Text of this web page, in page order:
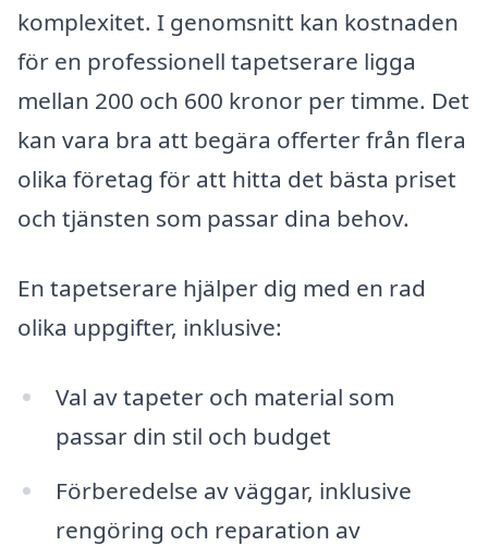
komplexitet. I genomsnitt kan kostnaden
för en professionell tapetserare ligga
mellan 200 och 600 kronor per timme. Det
kan vara bra att begära offerter från flera
olika företag för att hitta det bästa priset
och tjänsten som passar dina behov.
En tapetserare hjälper dig med en rad
olika uppgifter, inklusive:
Val av tapeter och material som
passar din stil och budget
Förberedelse av väggar, inklusive
rengöring och reparation av